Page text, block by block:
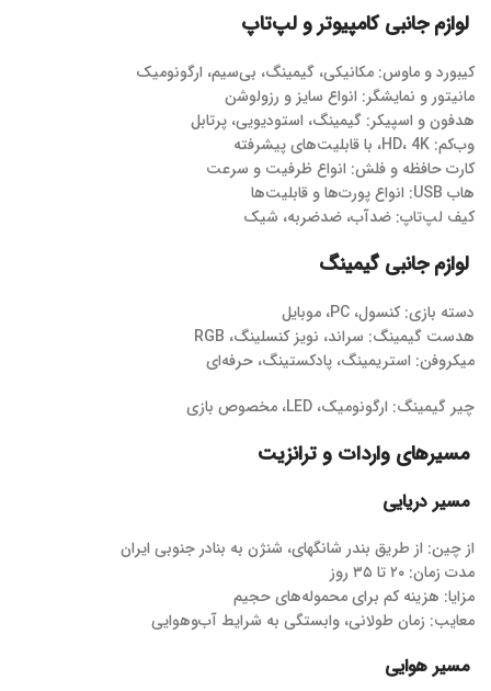
لوازم جانبی کامپیوتر و لپ‌تاپ
کیبورد و ماوس: مکانیکی، گیمینگ، بی‌سیم، ارگونومیک
مانیتور و نمایشگر: انواع سایز و رزولوشن
هدفون و اسپیکر: گیمینگ، استودیویی، پرتابل
وب‌کم: HD، 4K، با قابلیت‌های پیشرفته
کارت حافظه و فلش: انواع ظرفیت و سرعت
هاب USB: انواع پورت‌ها و قابلیت‌ها
کیف لپ‌تاپ: ضدآب، ضدضربه، شیک
لوازم جانبی گیمینگ
دسته بازی: کنسول، PC، موبایل
هدست گیمینگ: سراند، نویز کنسلینگ، RGB
میکروفن: استریمینگ، پادکستینگ، حرفه‌ای
چیر گیمینگ: ارگونومیک، LED، مخصوص بازی
مسیرهای واردات و ترانزیت
مسیر دریایی
از چین: از طریق بندر شانگهای، شنژن به بنادر جنوبی ایران
مدت زمان: ۲۰ تا ۳۵ روز
مزایا: هزینه کم برای محموله‌های حجیم
معایب: زمان طولانی، وابستگی به شرایط آب‌وهوایی
مسیر هوایی